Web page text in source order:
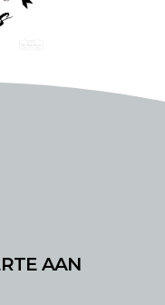
AAN